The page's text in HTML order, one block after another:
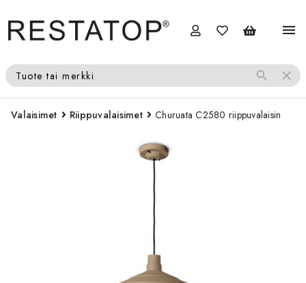
menu
Tuote tai merkki search close
Valaisimet Riippuvalaisimet Churuata C2580 riippuvalaisin